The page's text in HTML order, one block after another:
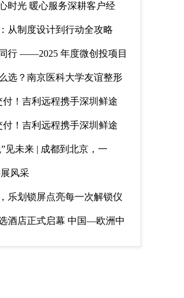
时光 暖心服务深耕客户经
从制度设计到行动全攻略
行 ——2025 年度微创投项目
选？南京医科大学友谊整形
付！吉利远程携手深圳鲜途
付！吉利远程携手深圳鲜途
见未来 | 成都到北京，一
风采
乐划锁屏点亮每一次解锁仪
酒店正式启幕 中国—欧洲中